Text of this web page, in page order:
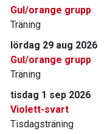
Gul/orange grupp
Träning
lördag 29 aug 2026
Gul/orange grupp
Träning
tisdag 1 sep 2026
Violett-svart
Tisdagsträning